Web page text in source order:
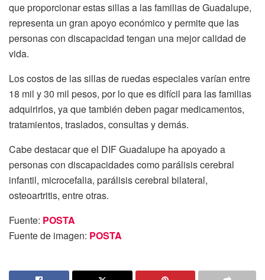
que proporcionar estas sillas a las familias de Guadalupe,
representa un gran apoyo económico y permite que las
personas con discapacidad tengan una mejor calidad de
vida.
Los costos de las sillas de ruedas especiales varían entre
18 mil y 30 mil pesos, por lo que es difícil para las familias
adquirirlos, ya que también deben pagar medicamentos,
tratamientos, traslados, consultas y demás.
Cabe destacar que el DIF Guadalupe ha apoyado a
personas con discapacidades como parálisis cerebral
infantil, microcefalia, parálisis cerebral bilateral,
osteoartritis, entre otras.
Fuente: POSTA
Fuente de imagen: POSTA